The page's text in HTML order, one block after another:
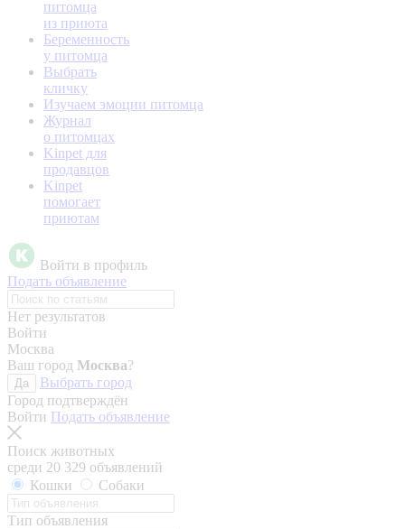
питомца
из приюта
Беременность
у питомца
Выбрать
кличку
Изучаем эмоции питомца
Журнал
о питомцах
Kinpet для
продавцов
Kinpet
помогает
приютам
Войти в профиль
Подать объявление
Нет результатов
Войти
Москва
Ваш город Москва?
Да
Выбрать город
Город подтверждён
Войти Подать объявление
Поиск животных
среди 20 329 объявлений
Кошки
Собаки
Тип объявления